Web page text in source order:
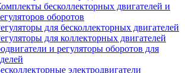
бесколлекторных двигателей и
оборотов
для бесколлекторных двигателей
для коллекторных двигателей
и регуляторы оборотов для
электродвигатели